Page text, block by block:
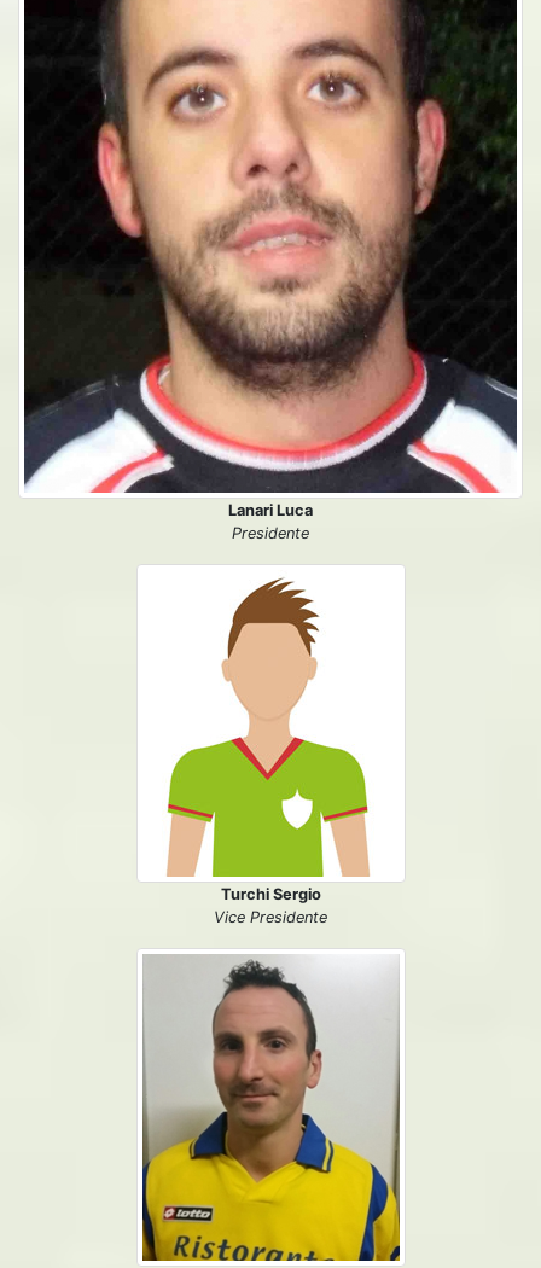
Lanari Luca
Presidente
Turchi Sergio
Vice Presidente